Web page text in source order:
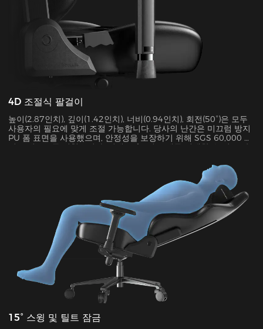
4D 조절식 팔걸이
높이(2.87인치), 깊이(1.42인치), 너비(0.94인치), 회전(50°)은 모두
사용자의 필요에 맞게 조절 가능합니다. 당사의 난간은 미끄럼 방지
PU 폼 표면을 사용했으며, 안정성을 보장하기 위해 SGS 60,000 사
이클 테스트를 거쳤습니다. 최대 15kg의 무게를 지탱할 수 있고 팔
15° 스윙 및 틸트 잠금